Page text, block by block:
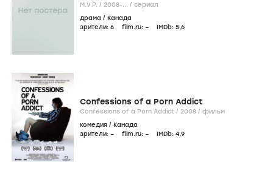
M.V.P. / 2008-... / сериал
драма / Канада
зрители: 6 film.ru: – IMDb: 5,6
Confessions of a Porn Addict
Confessions of a Porn Addict / 2008 / фильм
комедия / Канада
зрители: – film.ru: – IMDb: 4,9